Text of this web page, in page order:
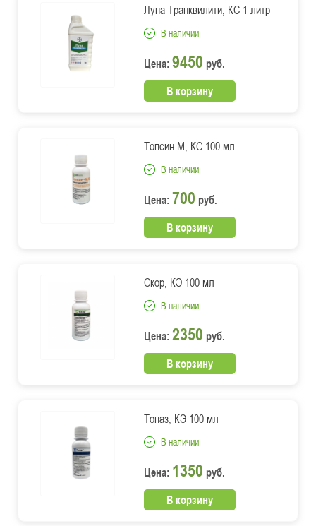
Луна Транквилити, КС 1 литр
В наличии
Цена: 9450 руб.
В корзину
Топсин-М, КС 100 мл
В наличии
Цена: 700 руб.
В корзину
Скор, КЭ 100 мл
В наличии
Цена: 2350 руб.
В корзину
Топаз, КЭ 100 мл
В наличии
Цена: 1350 руб.
В корзину